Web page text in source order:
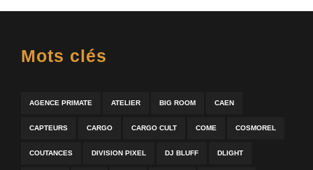
Mots clés
AGENCE PRIMATE ATELIER BIG ROOM CAEN
CAPTEURS CARGO CARGO CULT COME COSMOREL
COUTANCES DIVISION PIXEL DJ BLUFF DLIGHT